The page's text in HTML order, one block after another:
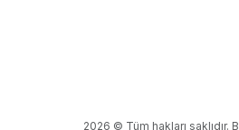
2026 © Tüm hakları saklıdır.